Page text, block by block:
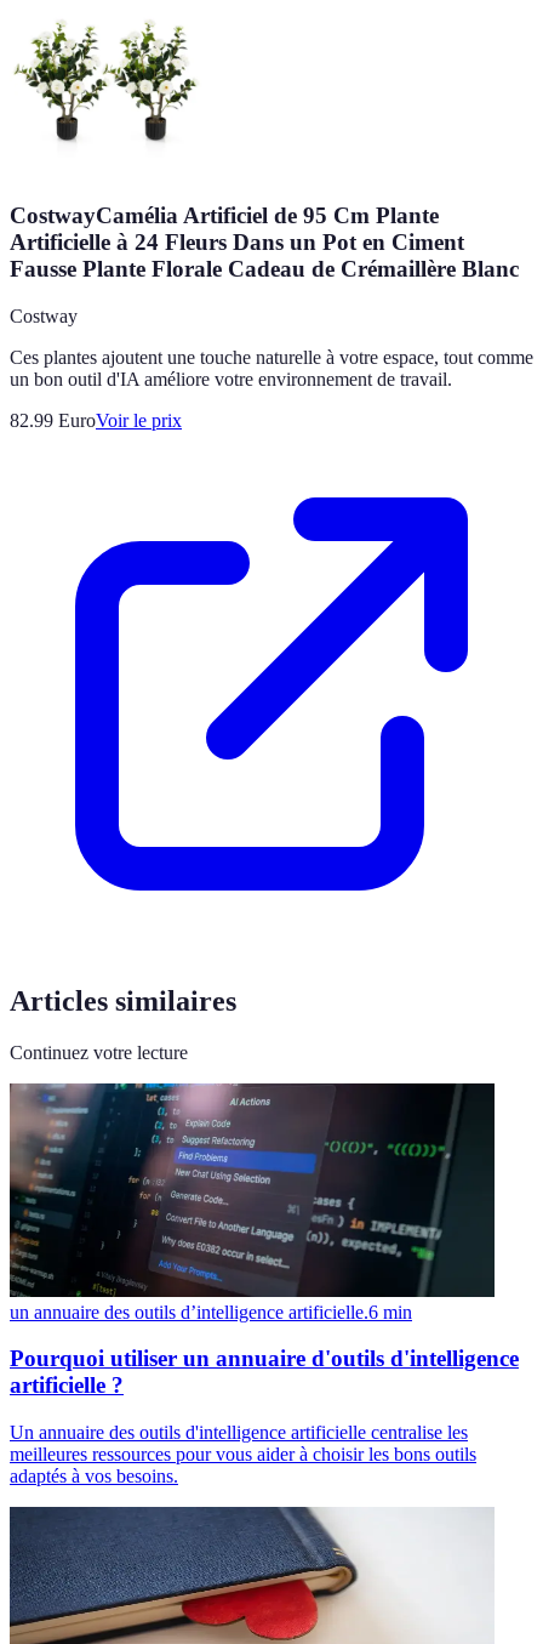
CostwayCamélia Artificiel de 95 Cm Plante
Artificielle à 24 Fleurs Dans un Pot en Ciment
Fausse Plante Florale Cadeau de Crémaillère Blanc
Costway
Ces plantes ajoutent une touche naturelle à votre espace, tout comme
un bon outil d'IA améliore votre environnement de travail.
82.99 EuroVoir le prix
Articles similaires
Continuez votre lecture
un annuaire des outils d’intelligence artificielle.6 min
Pourquoi utiliser un annuaire d'outils d'intelligence
artificielle ?
Un annuaire des outils d'intelligence artificielle centralise les
meilleures ressources pour vous aider à choisir les bons outils
adaptés à vos besoins.